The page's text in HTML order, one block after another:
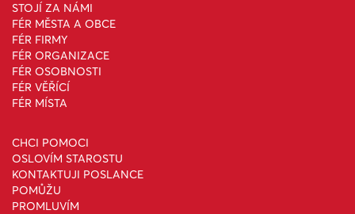
STOJÍ ZA NÁMI
FÉR MĚSTA A OBCE
FÉR FIRMY
FÉR ORGANIZACE
FÉR OSOBNOSTI
FÉR VĚŘÍCÍ
FÉR MÍSTA
CHCI POMOCI
OSLOVÍM STAROSTU
KONTAKTUJI POSLANCE
POMŮŽU
PROMLUVÍM